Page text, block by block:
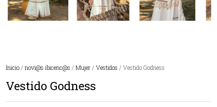
Inicio / novi@s ibicenc@s / Mujer / Vestidos / Vestido Godness
Vestido Godness